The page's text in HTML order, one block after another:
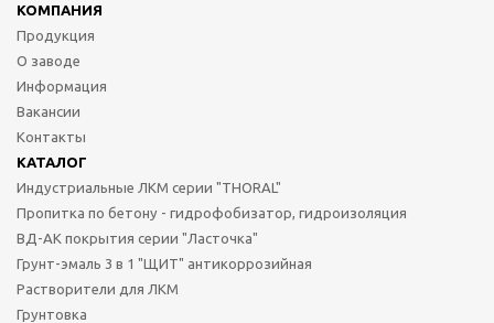
КОМПАНИЯ
Продукция
О заводе
Информация
Вакансии
Контакты
КАТАЛОГ
Индустриальные ЛКМ серии "THORAL"
Пропитка по бетону - гидрофобизатор, гидроизоляция
ВД-АК покрытия серии "Ласточка"
Грунт-эмаль 3 в 1 "ЩИТ" антикоррозийная
Растворители для ЛКМ
Грунтовка